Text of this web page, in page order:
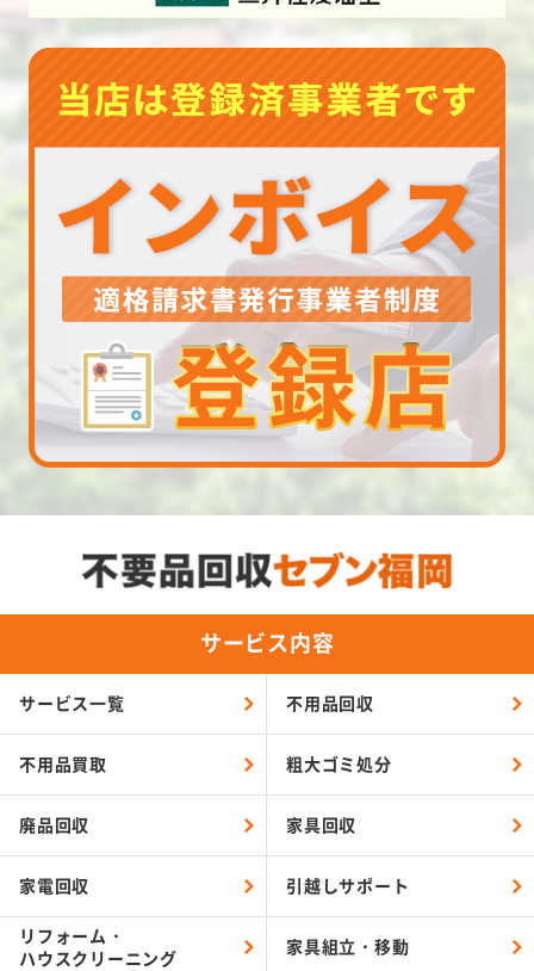
サービス内容
サービス一覧 不用品回収
不用品買取 粗大ゴミ処分
廃品回収 家具回収
家電回収 引越しサポート
リフォーム・
ハウスクリーニング
家具組立・移動